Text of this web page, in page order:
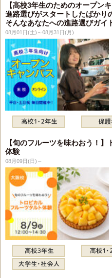
【高校3年生のためのオープンキ
進路選びがスタートしたばかり
そんなあなたへの進路選びガイ
08月01日(土)～08月31日(月)
【旬のフルーツを味わおう！
体験
08月09日(日)～